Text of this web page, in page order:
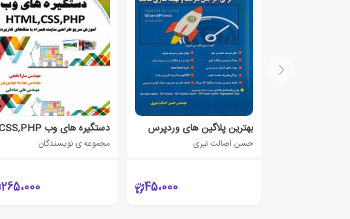
بهترین پلاگین های وردپرس
حسن اصالت نیری
45،000
مجموعه ی نویسندگان
265،000